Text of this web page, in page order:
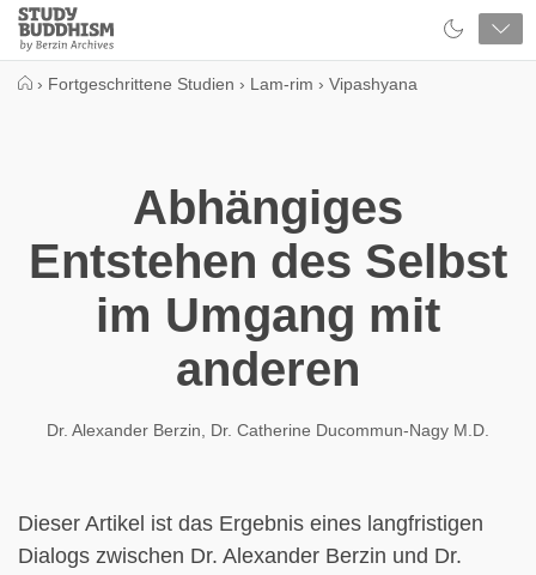
Close
Study
Buddhism
› Fortgeschrittene Studien › Lam-rim › Vipashyana
Abhängiges
Entstehen des Selbst
im Umgang mit
anderen
Dr. Alexander Berzin Dr. Catherine Ducommun-Nagy M.D.
Dieser Artikel ist das Ergebnis eines langfristigen
Dialogs zwischen Dr. Alexander Berzin und Dr.